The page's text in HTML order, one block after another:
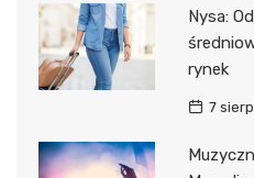
Nysa:
rynek
7